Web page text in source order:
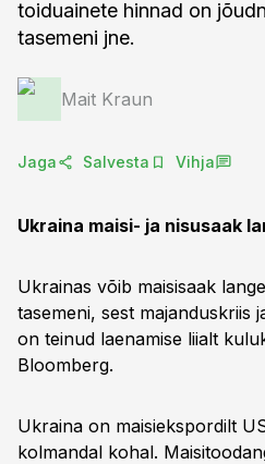
toiduainete hinnad on
tasemeni jne.
Mait Kraun
Jaga Salvesta Vihja
Ukraina maisi- ja nisusaak
Ukrainas võib maisisaak
tasemeni, sest majanduskriis
on teinud laenamise liialt
Bloomberg.
Ukraina on maisiekspordilt
kolmandal kohal.